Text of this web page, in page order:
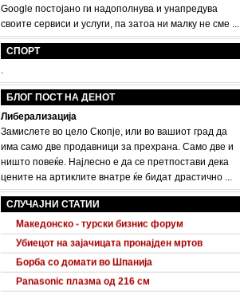
Google постојано ги надополнува и унапредува
своите сервиси и услуги, па затоа ни малку не сме ...
СПОРТ
.
БЛОГ ПОСТ НА ДЕНОТ
Либерализација
Замислете во цело Скопје, или во вашиот град да
има само две продавници за прехрана. Само две и
ништо повеќе. Најлесно е да се претпостави дека
цените на артиклите внатре ќе бидат драстично ...
СЛУЧАЈНИ СТАТИИ
Audi A5 Sportback потполно разоткриен
Македонско - турски бизнис форум
Убиецот на зајачицата пронајден мртов
Борба со домати во Шпанија
Panasonic плазма од 216 см